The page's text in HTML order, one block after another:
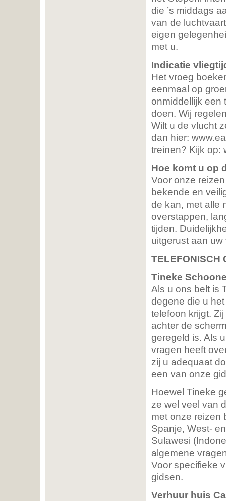
die ’s middags
van de
eigen
met u.
Indicatie
Het vroeg
eenmaal op
onmiddellijk een
doen. Wij
Wilt u de vlucht
dan hier:
treinen? Kijk op:
Hoe komt u op
Voor onze
bekende en
de kan, met alle
overstappen,
tijden.
uitgerust aan
TELEFONISCH
Tineke
Als u ons belt is
degene die u
telefoon krijgt.
achter de
geregeld is. Als
vragen heeft
zij u adequaat
een van onze
Hoewel Tineke
ze wel veel van
met onze reizen
Spanje, West-
Sulawesi
algemene
Voor specifieke
gidsen.
Verhuur huis